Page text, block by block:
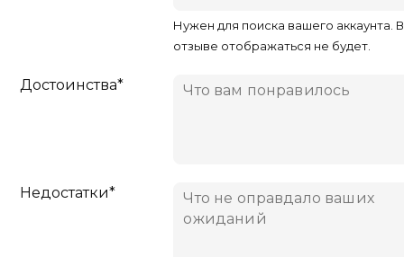
Нужен для поиска вашего аккаунта. В
отзыве отображаться не будет.
Достоинства*
Недостатки*